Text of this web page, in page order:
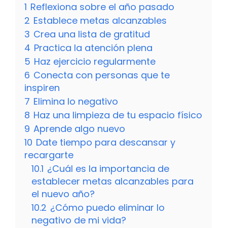
1 Reflexiona sobre el año pasado
2 Establece metas alcanzables
3 Crea una lista de gratitud
4 Practica la atención plena
5 Haz ejercicio regularmente
6 Conecta con personas que te
inspiren
7 Elimina lo negativo
8 Haz una limpieza de tu espacio físico
9 Aprende algo nuevo
10 Date tiempo para descansar y
recargarte
10.1 ¿Cuál es la importancia de
establecer metas alcanzables para
el nuevo año?
10.2 ¿Cómo puedo eliminar lo
negativo de mi vida?